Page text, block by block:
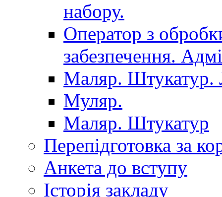
набору.
Оператор з
забезпечення.
Маляр. Штукатур.
Муляр.
Маляр. Штукатур
Перепідготовка за
Анкета до вступу
Історія закладу